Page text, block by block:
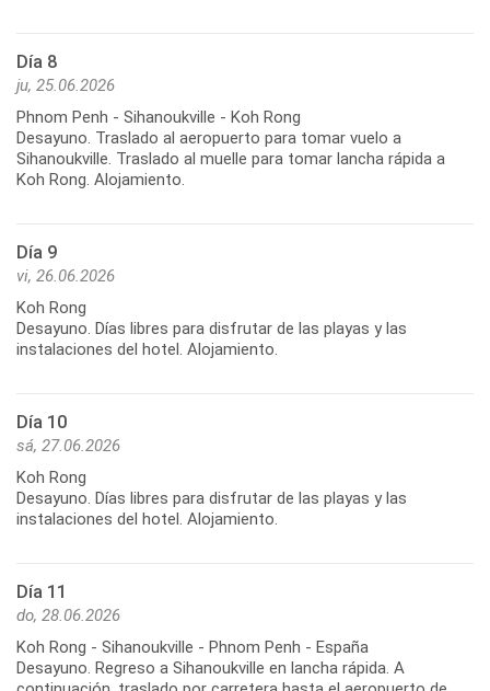
Día 8
ju, 25.06.2026
Phnom Penh - Sihanoukville - Koh Rong
Desayuno. Traslado al aeropuerto para tomar vuelo a
Sihanoukville. Traslado al muelle para tomar lancha rápida a
Koh Rong. Alojamiento.
Día 9
vi, 26.06.2026
Koh Rong
Desayuno. Días libres para disfrutar de las playas y las
instalaciones del hotel. Alojamiento.
Día 10
sá, 27.06.2026
Koh Rong
Desayuno. Días libres para disfrutar de las playas y las
instalaciones del hotel. Alojamiento.
Día 11
do, 28.06.2026
Koh Rong - Sihanoukville - Phnom Penh - España
Desayuno. Regreso a Sihanoukville en lancha rápida. A